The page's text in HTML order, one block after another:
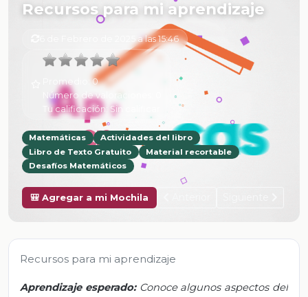
Recursos para mi aprendizaje
6 de Febrero de 2025 a las 15:46
Promedio:0
Número de valoraciones:
Tu calificación: Sin calificar
Matemáticas
Actividades del libro
Libro de Texto Gratuito
Material recortable
Desafíos Matemáticos
🎒 Agregar a mi Mochila
Recursos para mi aprendizaje
Aprendizaje esperado: Conoce algunos aspectos del